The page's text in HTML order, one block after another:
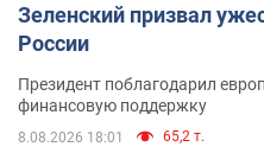
Зеленский призвал
России
Президент поблагодарил
финансовую поддержку
8.08.2026 18:01 65,2 т.